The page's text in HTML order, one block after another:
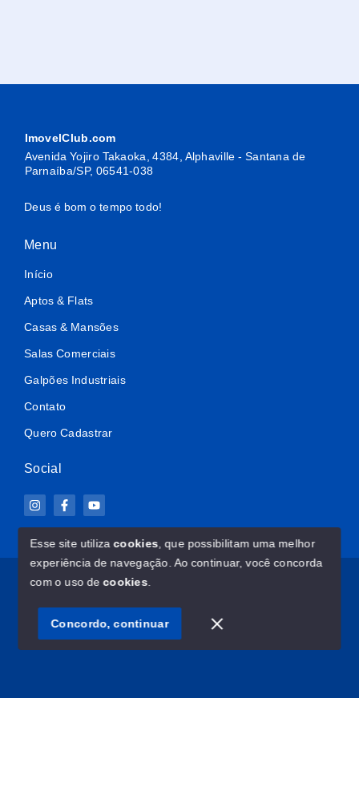
ImovelClub.com
Avenida Yojiro Takaoka, 4384, Alphaville - Santana de
Parnaíba/SP, 06541-038
Deus é bom o tempo todo!
Menu
Início
Aptos & Flats
Casas & Mansões
Salas Comerciais
Galpões Industriais
Contato
Quero Cadastrar
Social
© Copyright 2026 - ImovelClub.com - Todos os direitos
SITE PARA IMOBILIARIA
Esse site utilizacookies , que possibilitam uma melhor
experiência de navegação. Ao continuar, você concorda
com o uso decookies
Concordo, continuar